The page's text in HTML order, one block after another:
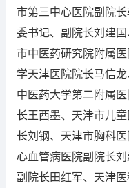
市第三中心医院副院
委书记、副院长刘建
市中医药研究院附属
学天津医院院长马信
中医药大学第二附属
长王西墨、天津市儿
长刘钢、天津市胸科
心血管病医院副院长
副院长田红军、天津